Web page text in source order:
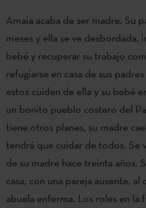
Amaia acaba de ser madre. Su
meses y ella se ve desbordada,
bebé y recuperar su trabajo
refugiarse en casa de sus
estos cuiden de ella y su bebé
un bonito pueblo costero del
tiene otros planes, su madre
tendrá que cuidar de todos. Se
de su madre hace treinta años.
casa, con una pareja ausente,
abuela enferma. Los roles en la